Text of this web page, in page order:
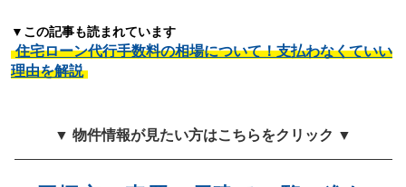
▼この記事も読まれています
住宅ローン代行手数料の相場について！支払わなくていい
理由を解説
▼ 物件情報が見たい方はこちらをクリック ▼